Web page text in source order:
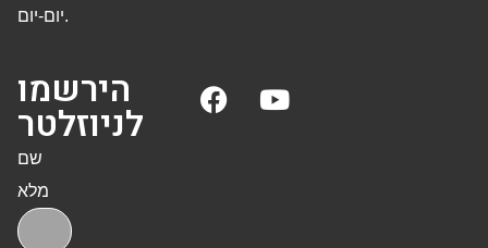
יום-יום.
הירשמו
לניוזלטר
שם
מלא